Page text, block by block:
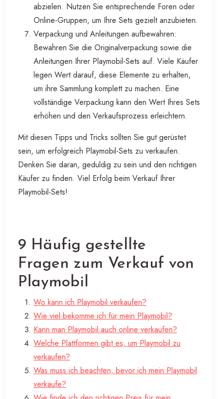
abzielen. Nutzen Sie entsprechende Foren oder
Online-Gruppen, um Ihre Sets gezielt anzubieten.
Verpackung und Anleitungen aufbewahren:
Bewahren Sie die Originalverpackung sowie die
Anleitungen Ihrer Playmobil-Sets auf. Viele Käufer
legen Wert darauf, diese Elemente zu erhalten,
um ihre Sammlung komplett zu machen. Eine
vollständige Verpackung kann den Wert Ihres Sets
erhöhen und den Verkaufsprozess erleichtern.
Mit diesen Tipps und Tricks sollten Sie gut gerüstet
sein, um erfolgreich Playmobil-Sets zu verkaufen.
Denken Sie daran, geduldig zu sein und den richtigen
Käufer zu finden. Viel Erfolg beim Verkauf Ihrer
Playmobil-Sets!
9 Häufig gestellte
Fragen zum Verkauf von
Playmobil
Wo kann ich Playmobil verkaufen?
Wie viel bekomme ich für mein Playmobil?
Kann man Playmobil auch online verkaufen?
Welche Plattformen gibt es, um Playmobil zu
verkaufen?
Was muss ich beachten, bevor ich mein Playmobil
verkaufe?